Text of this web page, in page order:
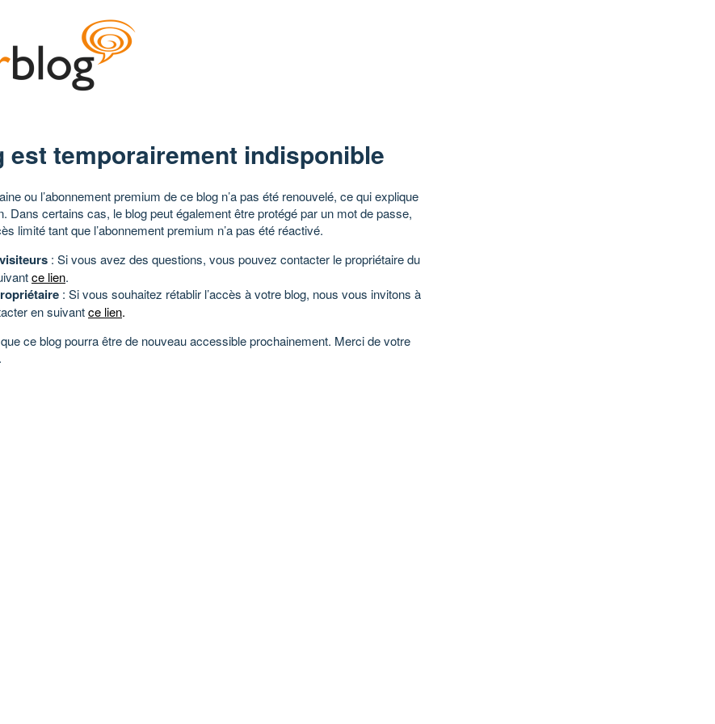
est temporairement indisponible
ou l’abonnement premium de ce blog n’a pas été renouvelé, ce qui explique
Dans certains cas, le blog peut également être protégé par un mot de passe,
limité tant que l’abonnement premium n’a pas été réactivé.
: Si vous avez des questions, vous pouvez contacter le propriétaire du
ce lien.
: Si vous souhaitez rétablir l’accès à votre blog, nous vous invitons à
en suivantce lien.
ce blog pourra être de nouveau accessible prochainement. Merci de votre